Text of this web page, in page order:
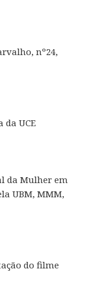
nº24,
UCE
da Mulher em
UBM, MMM,
do filme